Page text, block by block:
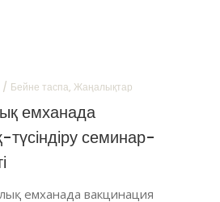
Бейне таспа, Жаңалықтар
емханада
түсіндіру семинар-
емханада вакцинация